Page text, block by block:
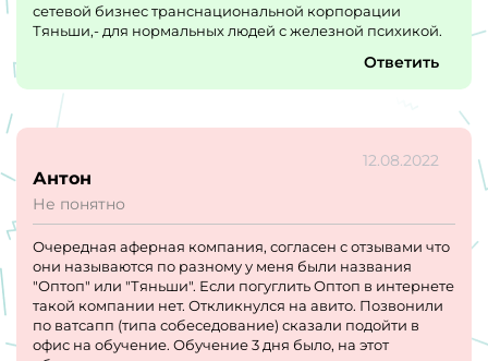
сетевой бизнес транснациональной корпорации
Тяньши,- для нормальных людей с железной психикой.
Ответить
12.08.2022
Антон
Не понятно
Очередная аферная компания, согласен с отзывами что
они называются по разному у меня были названия
"Оптоп" или "Тяньши". Если погуглить Оптоп в интернете
такой компании нет. Откликнулся на авито. Позвонили
по ватсапп (типа собеседование) сказали подойти в
офис на обучение. Обучение 3 дня было, на этот